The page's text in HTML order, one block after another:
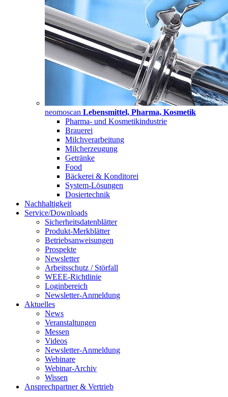
neomoscan Lebensmittel, Pharma, Kosmetik
Pharma- und Kosmetikindustrie
Brauerei
Milchverarbeitung
Milcherzeugung
Getränke
Food
Bäckerei & Konditorei
System-Lösungen
Dosiertechnik
Nachhaltigkeit
Service/Downloads
Sicherheitsdatenblätter
Produkt-Merkblätter
Betriebsanweisungen
Prospekte
Newsletter
Arbeitsschutz / Störfall
WEEE-Richtlinie
Loginbereich
Newsletter-Anmeldung
Aktuelles
News
Veranstaltungen
Messen
Videos
Newsletter-Anmeldung
Webinare
Webinar-Archiv
Wissen
Ansprechpartner & Vertrieb